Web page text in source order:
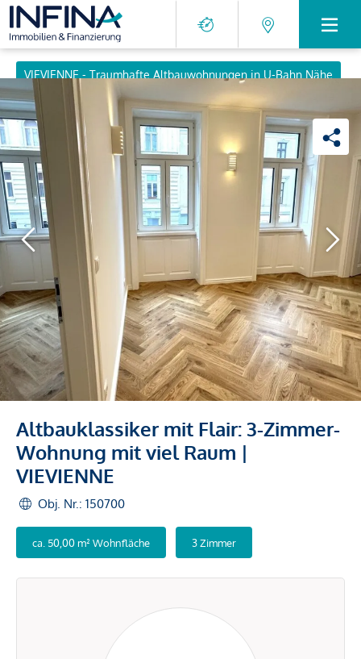
VIEVIENNE - Traumhafte Altbauwohnungen in U-Bahn Nähe
Altbauklassiker mit Flair: 3-Zimmer-
Wohnung mit viel Raum |
VIEVIENNE
Obj. Nr.: 150700
ca. 50,00 m² Wohnfläche 3 Zimmer